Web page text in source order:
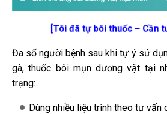
[Tôi đã tự bôi thuốc – Cần
Đa số người bệnh sau khi tự ý sử
gà, thuốc bôi mụn dương vật tại
trạng:
Dùng nhiều liệu trình theo tư vấn